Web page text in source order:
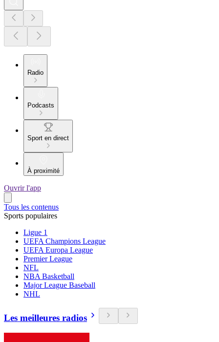
Radio
Podcasts
Sport en direct
À proximité
Ouvrir l'app
Tous les contenus
Sports populaires
Ligue 1
UEFA Champions League
UEFA Europa League
Premier League
NFL
NBA Basketball
Major League Baseball
NHL
Les meilleures radios